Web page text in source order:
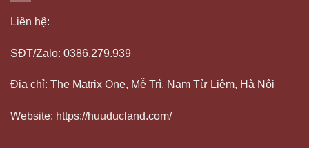
Liên hệ:
SĐT/Zalo: 0386.279.939
Địa chỉ: The Matrix One, Mễ Trì, Nam Từ Liêm, Hà Nội
Website: https://huuducland.com/